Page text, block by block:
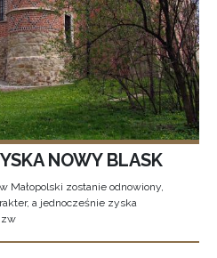
NOWY BLASK
Małopolski zostanie odnowiony,
a jednocześnie zyska
zw